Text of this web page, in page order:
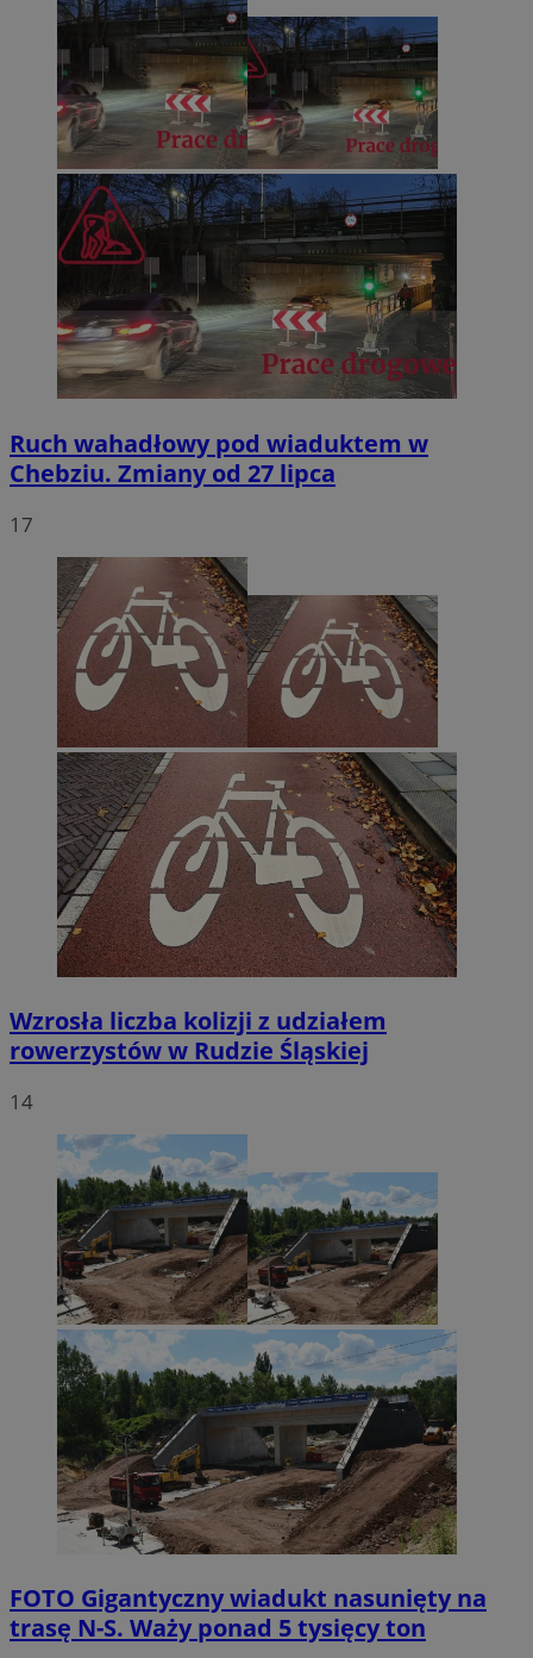
Ruch wahadłowy pod wiaduktem w
Chebziu. Zmiany od 27 lipca
17
Wzrosła liczba kolizji z udziałem
rowerzystów w Rudzie Śląskiej
14
FOTO Gigantyczny wiadukt nasunięty na
trasę N-S. Waży ponad 5 tysięcy ton